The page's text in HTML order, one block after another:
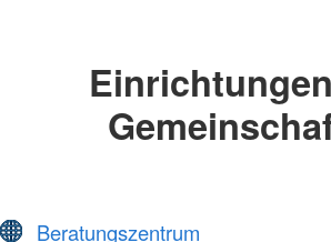
Beratungszentrum